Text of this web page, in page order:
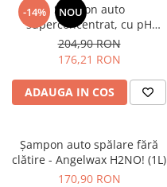
-14% NOU
Şampon auto
superconcentrat, cu pH
neutru - Shiny Garage
Shampoo One (5L)
204,90 RON
176,21 RON
ADAUGA IN COS
Şampon auto spălare fără
clătire - Angelwax H2NO! (1L)
170,90 RON